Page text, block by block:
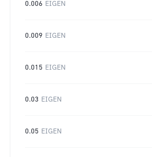
0.006 EIGEN
0.009 EIGEN
0.015 EIGEN
0.03 EIGEN
0.05 EIGEN